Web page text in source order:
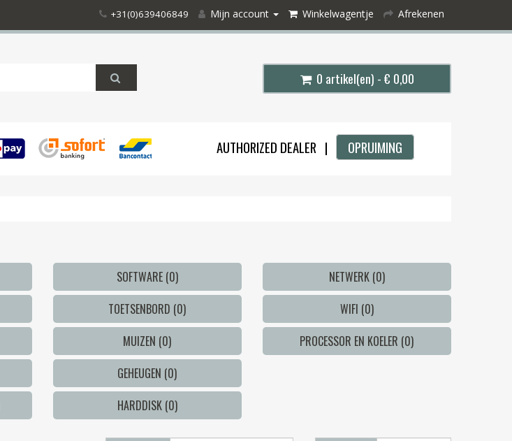
+31(0)639406849 Mijn account Winkelwagentje Afrekenen
0 artikel(en) - € 0,00
AUTHORIZED DEALER | OPRUIMING
SOFTWARE (0)
TOETSENBORD (0)
MUIZEN (0)
GEHEUGEN (0)
HARDDISK (0)
NETWERK (0)
WIFI (0)
PROCESSOR EN KOELER (0)